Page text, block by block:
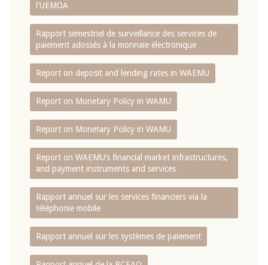
l'UEMOA
Rapport semestriel de surveillance des services de
paiement adossés à la monnaie électronique
Report on deposit and lending rates in WAEMU
Report on Monetary Policy in WAMU
Report on Monetary Policy in WAMU
Report on WAEMU’s financial market infrastructures,
and payment instruments and services
Rapport annuel sur les services financiers via la
téléphonie mobile
Rapport annuel sur les systèmes de paiement